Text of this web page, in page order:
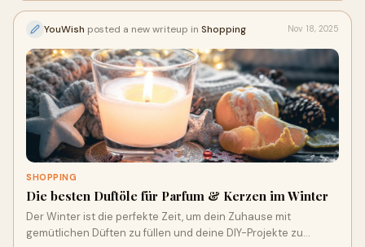
YouWish posted a new writeup in Shopping Nov 18, 2025
SHOPPING
Die besten Duftöle für Parfum & Kerzen im Winter
Der Winter ist die perfekte Zeit, um dein Zuhause mit
gemütlichen Düften zu füllen und deine DIY-Projekte zu